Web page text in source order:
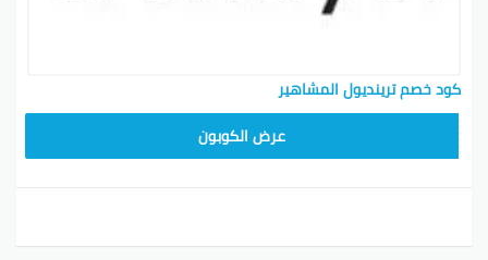
كود خصم ترينديول المشاهير
عرض الكوبون